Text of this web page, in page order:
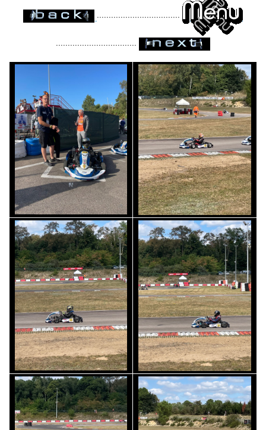
...................................
..................................